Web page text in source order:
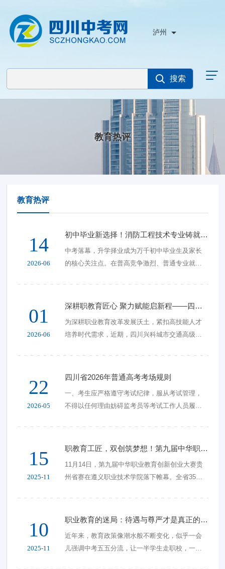
泸州
教育热评
教育热评
14
2026-06
初中毕业新选择！消防工程技术专业铸就安稳光明未来
中考落幕，升学择业成为万千初中毕业生及家长
的核心关注点。在普高竞争激烈、普通专业就业
01
2026-06
深耕职教育匠心 聚力赋能启新程——四川兴科城市交通高级技工学校高质量发展纪实
为深耕职业教育改革发展沃土，紧扣高技能人才
培养时代需求，近期，四川兴科城市交通高级技
22
2026-05
四川省2026年普通高考考场规则
一、考生应严格遵守考试纪律，服从考试管理，
不得以任何理由妨碍监考员等考试工作人员履行
15
2025-11
职教育工匠，双创筑梦想！第九届中华职业教育创新创业大赛贵州省赛圆满收官
11月14日，第九届中华职业教育创新创业大赛贵
州省赛在遵义职业技术学院落下帷幕。全省35所
10
2025-11
职业教育的迷局：待遇与尊严才是真正的出路
近年来，教育政策像潮水般不断变化，似乎一会
儿强调中考五五分流，让一半学生走职校，一会